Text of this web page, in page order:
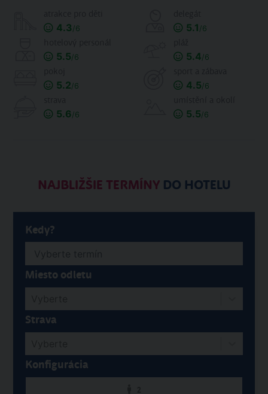
4.3/6 5.1 /6
5.5/6 5.4/6
5.2/6 4.5/6
5.6/6 5.5/6
NAJBLIŽŠIE TERMÍNYDO HOTELU
Kedy?
Miesto odletu
Strava
Konfigurácia